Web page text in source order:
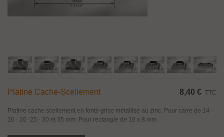
Platine Cache-Scellement 8,40 € TTC
Platine cache scellement en fonte grise métallisé au zinc. Pour carré de 14 -
16 - 20 -25 - 30 et 35 mm. Pour rectangle de 16 x 8 mm.